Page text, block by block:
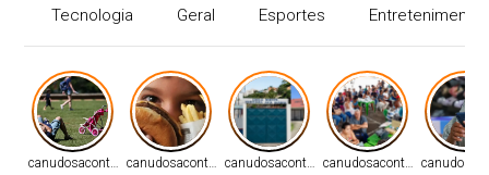
Tecnologia Geral Esportes Entretenimento
canudosacontece.comcanudosacontece.comcanudosacontece.comcanudosacontece.com